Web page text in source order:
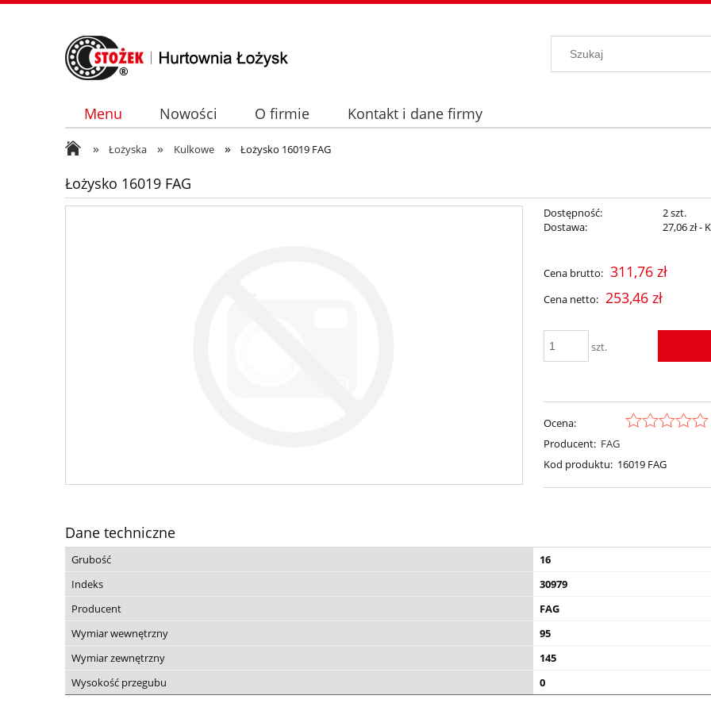
Menu Nowości O firmie Kontakt i dane firmy
» Łożyska » Kulkowe » Łożysko 16019 FAG
Łożysko 16019 FAG
Dostępność:
2 szt.
Dostawa:
27,06 zł-
płatności
Cena brutto: 311,76 zł
Cena netto: 253,46 zł
szt.
Ocena:
Producent: FAG
Kod produktu: 16019 FAG
Dane techniczne
Grubość
16
Indeks
30979
Producent
FAG
Wymiar wewnętrzny
95
Wymiar zewnętrzny
145
Wysokość przegubu
0